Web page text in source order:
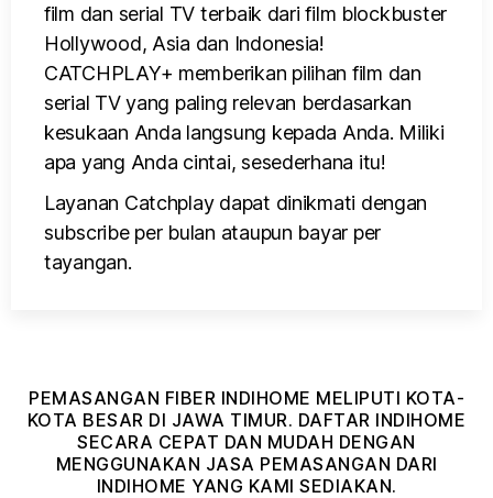
film dan serial TV terbaik dari film blockbuster
Hollywood, Asia dan Indonesia!
CATCHPLAY+ memberikan pilihan film dan
serial TV yang paling relevan berdasarkan
kesukaan Anda langsung kepada Anda. Miliki
apa yang Anda cintai, sesederhana itu!
Layanan Catchplay dapat dinikmati dengan
subscribe per bulan ataupun bayar per
tayangan.
PEMASANGAN FIBER INDIHOME MELIPUTI KOTA-
KOTA BESAR DI JAWA TIMUR. DAFTAR INDIHOME
SECARA CEPAT DAN MUDAH DENGAN
MENGGUNAKAN JASA PEMASANGAN DARI
INDIHOME YANG KAMI SEDIAKAN.